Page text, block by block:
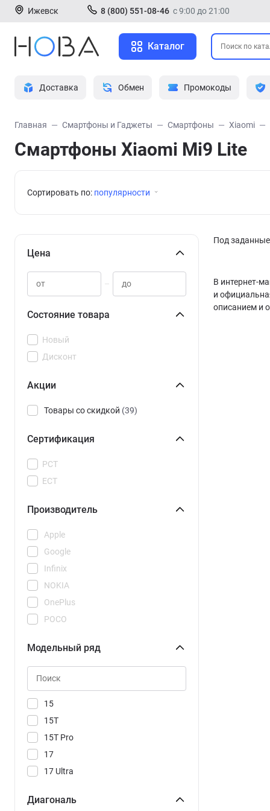
Ижевск 8 (800) 551-08-46 с 9:00 до 21:00
Каталог
Доставка Обмен Промокоды
Главная Смартфоны и Гаджеты Смартфоны Xiaomi
Смартфоны Xiaomi Mi9 Lite
Сортировать по: популярности
Цена
–
Состояние товара
Новый
Дисконт
Акции
Товары со скидкой (39)
Сертификация
РСТ
ЕСТ
Производитель
Apple
Google
Infinix
NOKIA
OnePlus
POCO
Realme
Samsung
Vivo
Xiaomi
Модельный ряд
15
15T
15T Pro
17
17 Ultra
17T Pro
Диагональ
Под
В интернет-
и
описанием и